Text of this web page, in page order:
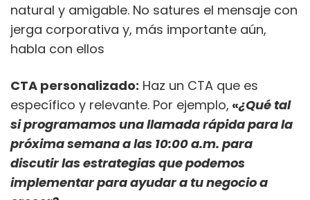
natural y amigable. No satures el mensaje con
jerga corporativa y, más importante aún,
habla con ellos
CTA personalizado: Haz un CTA que es
específico y relevante. Por ejemplo, «¿Qué tal
si programamos una llamada rápida para la
próxima semana a las 10:00 a.m. para
discutir las estrategias que podemos
implementar para ayudar a tu negocio a